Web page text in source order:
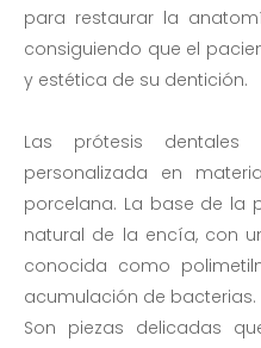
para restaurar la
consiguiendo que el
y estética de su dentición.
Las prótesis
personalizada en
porcelana. La base de la
natural de la encía, con
conocida como
acumulación de bacterias.
Son piezas delicadas